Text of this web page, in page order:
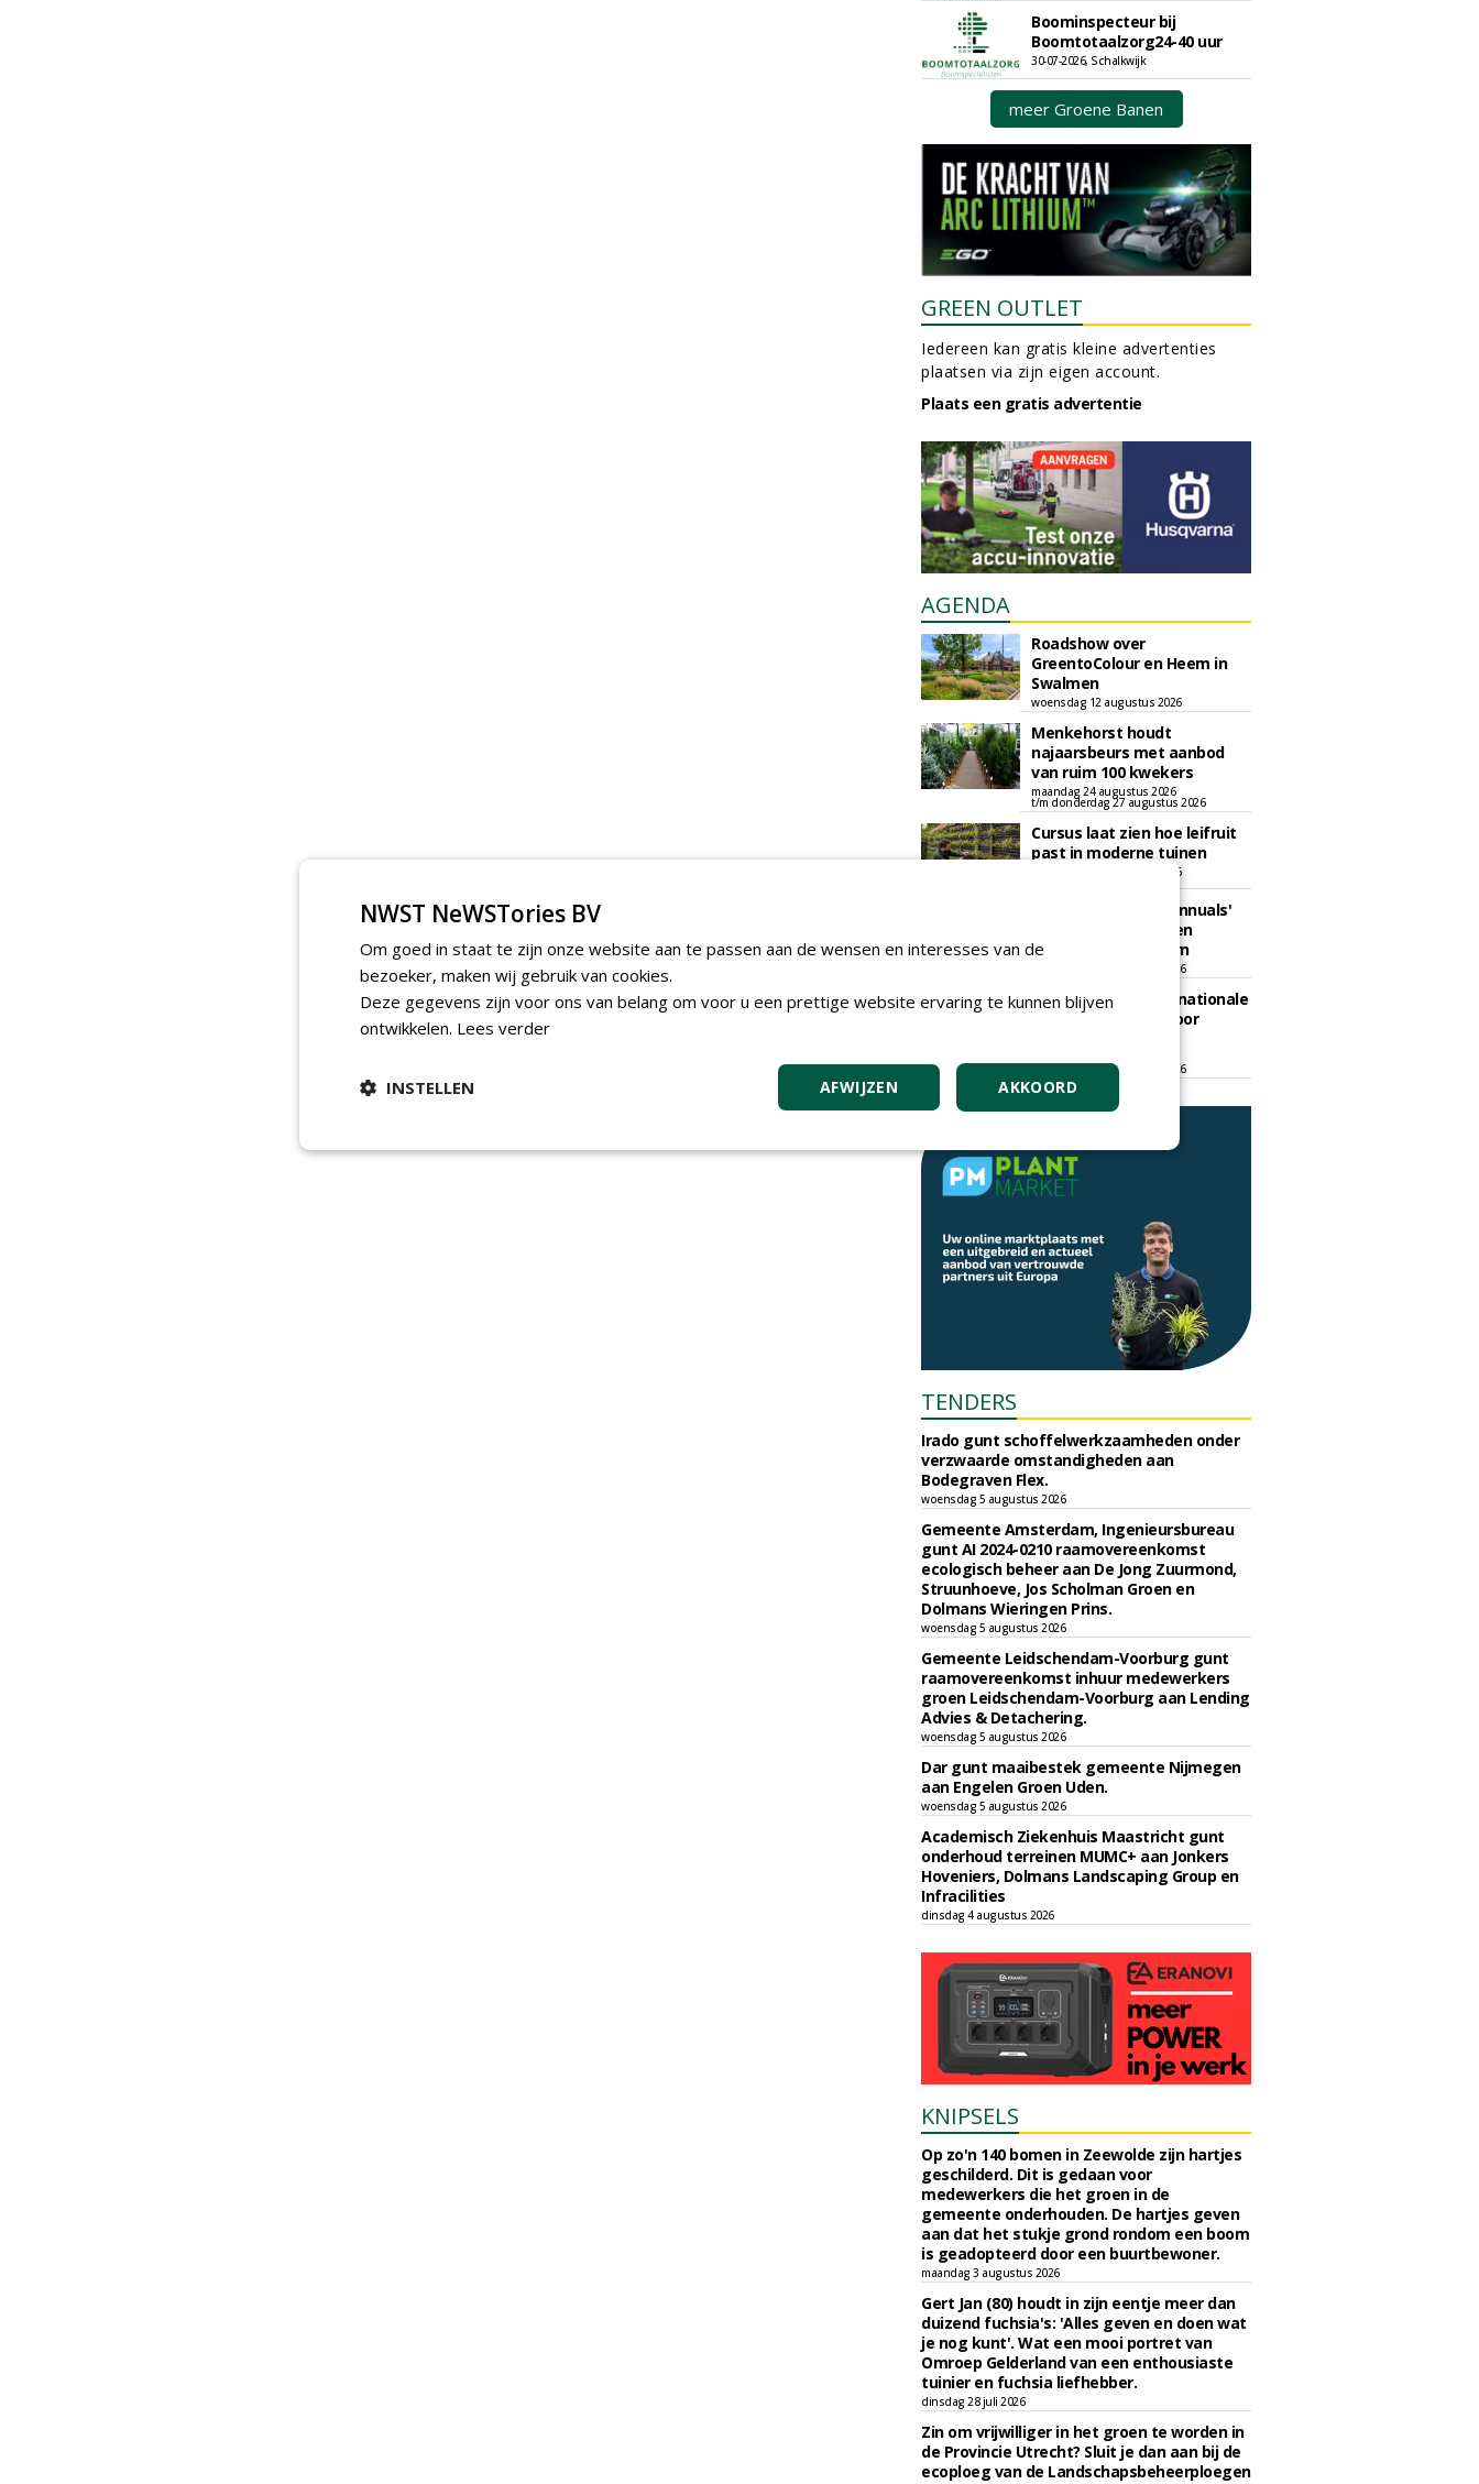
Boominspecteur bij
Boomtotaalzorg24-40 uur
30-07-2026, Schalkwijk
meer Groene Banen
GREEN OUTLET
Iedereen kan gratis kleine advertenties
plaatsen via zijn eigen account.
Plaats een gratis advertentie
AGENDA
Roadshow over
GreentoColour en Heem in
Swalmen
woensdag 12 augustus 2026
Menkehorst houdt
najaarsbeurs met aanbod
van ruim 100 kwekers
maandag 24 augustus 2026
t/m donderdag 27 augustus 2026
Cursus laat zien hoe leifruit
past in moderne tuinen
woensdag 26 augustus 2026
Vakdag 'All About Annuals'
zet eenjarige planten
centraal in Appeltern
donderdag 27 augustus 2026
GaLaBau 2026: internationale
ontmoetingsplek voor
t/m vrijdag 18 september 2026
TENDERS
Irado gunt schoffelwerkzaamheden onder
verzwaarde omstandigheden aan
Bodegraven Flex.
woensdag 5 augustus 2026
Gemeente Amsterdam, Ingenieursbureau
gunt AI 2024-0210 raamovereenkomst
ecologisch beheer aan De Jong Zuurmond,
Struunhoeve, Jos Scholman Groen en
Dolmans Wieringen Prins.
woensdag 5 augustus 2026
Gemeente Leidschendam-Voorburg gunt
raamovereenkomst inhuur medewerkers
groen Leidschendam-Voorburg aan Lending
Advies & Detachering.
woensdag 5 augustus 2026
Dar gunt maaibestek gemeente Nijmegen
aan Engelen Groen Uden.
woensdag 5 augustus 2026
Academisch Ziekenhuis Maastricht gunt
onderhoud terreinen MUMC+ aan Jonkers
Hoveniers, Dolmans Landscaping Group en
Infracilities
dinsdag 4 augustus 2026
KNIPSELS
Op zo'n 140 bomen in Zeewolde zijn hartjes
geschilderd. Dit is gedaan voor
medewerkers die het groen in de
gemeente onderhouden. De hartjes geven
aan dat het stukje grond rondom een boom
is geadopteerd door een buurtbewoner.
maandag 3 augustus 2026
Gert Jan (80) houdt in zijn eentje meer dan
duizend fuchsia's: 'Alles geven en doen wat
je nog kunt'. Wat een mooi portret van
Omroep Gelderland van een enthousiaste
tuinier en fuchsia liefhebber.
dinsdag 28 juli 2026
Zin om vrijwilliger in het groen te worden in
de Provincie Utrecht? Sluit je dan aan bij de
ecoploeg van de Landschapsbeheerploegen
NWST NeWSTories BV
Om goed in staat te zijn onze website aan te passen aan de wensen en interesses van de
bezoeker, maken wij gebruik van cookies.
Deze gegevens zijn voor ons van belang om voor u een prettige website ervaring te kunnen blijven
ontwikkelen. Lees verder
AKKOORD
AFWIJZEN
INSTELLEN